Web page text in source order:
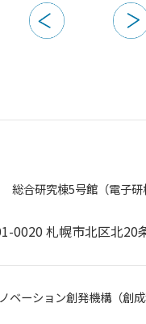
総合研究棟5号館（電子研
0020 札幌市北区北20
ベーション創発機構（創成